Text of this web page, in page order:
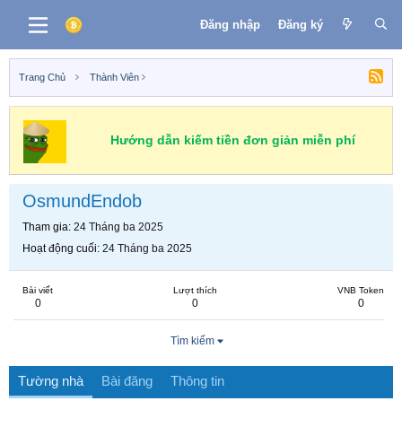
Đăng nhập Đăng ký
Trang Chủ Thành Viên
Hướng dẫn kiếm tiền đơn giản miễn phí
OsmundEndob
Tham gia 24 Tháng ba 2025
Hoạt động cuối 24 Tháng ba 2025
Bài viết
0
Lượt thích
0
VNB Token
0
Tìm kiếm
Tường nhà Bài đăng Thông tin